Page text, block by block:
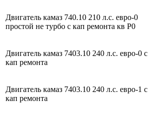
Двигатель камаз 740.10 210 л.с. евро-0
простой не турбо с кап ремонта кв Р0
Двигатель камаз 7403.10 240 л.с. евро-0 с
кап ремонта
Двигатель камаз 7403.10 240 л.с. евро-1 с
кап ремонта